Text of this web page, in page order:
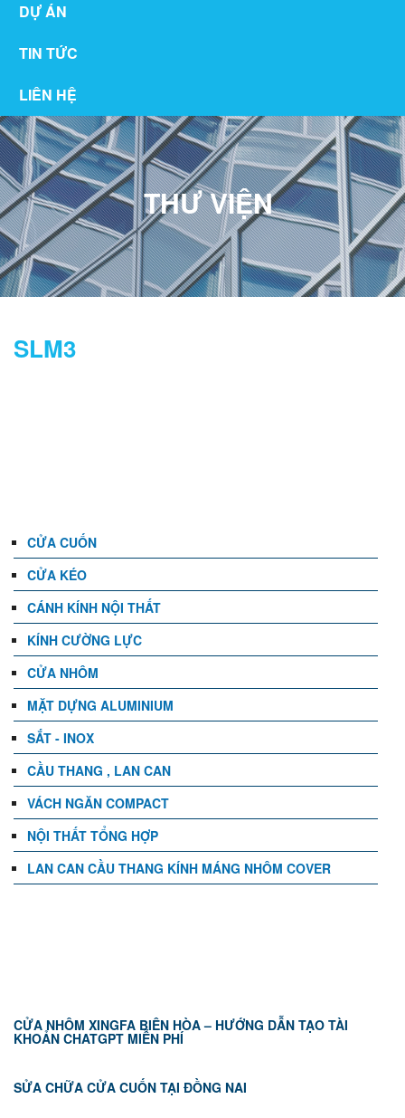
DỰ ÁN
TIN TỨC
LIÊN HỆ
THƯ VIỆN
SLM3
CỬA CUỐN
CỬA KÉO
CÁNH KÍNH NỘI THẤT
KÍNH CƯỜNG LỰC
CỬA NHÔM
MẶT DỰNG ALUMINIUM
SẮT - INOX
CẦU THANG , LAN CAN
VÁCH NGĂN COMPACT
NỘI THẤT TỔNG HỢP
LAN CAN CẦU THANG KÍNH MÁNG NHÔM COVER
CỬA NHÔM XINGFA BIÊN HÒA – HƯỚNG DẪN TẠO TÀI
KHOẢN CHATGPT MIỄN PHÍ
SỬA CHỮA CỬA CUỐN TẠI ĐỒNG NAI